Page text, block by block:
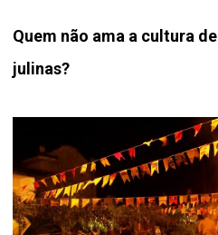
Quem não ama a cultura
julinas?